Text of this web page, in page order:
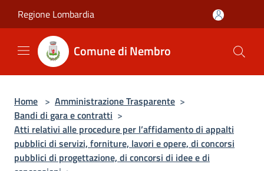
Regione Lombardia
Comune di Nembro
Home > Amministrazione Trasparente >
Bandi di gara e contratti >
Atti relativi alle procedure per l’affidamento di appalti
pubblici di servizi, forniture, lavori e opere, di concorsi
pubblici di progettazione, di concorsi di idee e di